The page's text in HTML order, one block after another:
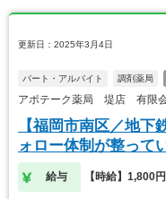
更新日：2025年3月4日
パート・アルバイト 調剤薬局
アポテーク薬局 堤店 有限会
【福岡市南区／地下
ォロー体制が整って
給与 【時給】1,800